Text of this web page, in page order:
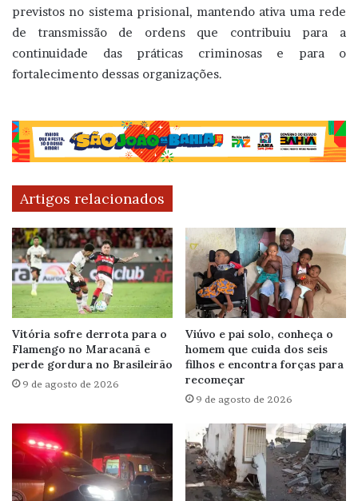
previstos no sistema prisional, mantendo ativa uma rede
de transmissão de ordens que contribuiu para a
continuidade das práticas criminosas e para o
fortalecimento dessas organizações.
Artigos relacionados
Vitória sofre derrota para o
Flamengo no Maracanã e
perde gordura no Brasileirão
9 de agosto de 2026
Viúvo e pai solo, conheça o
homem que cuida dos seis
filhos e encontra forças para
recomeçar
9 de agosto de 2026